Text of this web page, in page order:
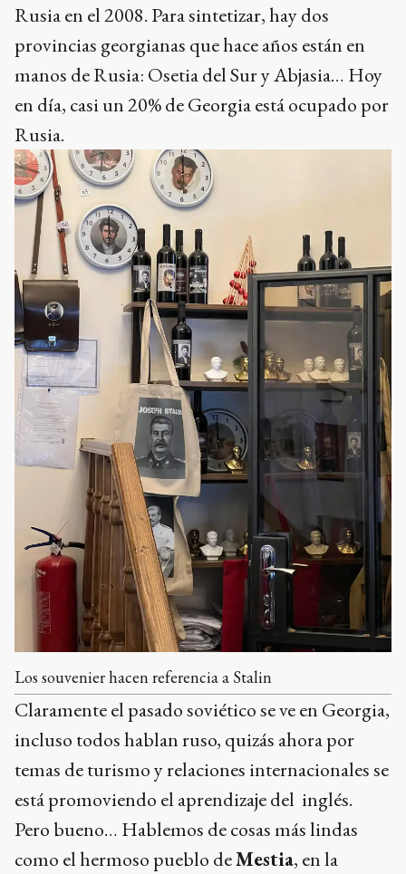
Rusia en el 2008. Para sintetizar, hay dos
provincias georgianas que hace años están en
manos de Rusia: Osetia del Sur y Abjasia… Hoy
en día, casi un 20% de Georgia está ocupado por
Rusia.
Los souvenier hacen referencia a Stalin
Claramente el pasado soviético se ve en Georgia,
incluso todos hablan ruso, quizás ahora por
temas de turismo y relaciones internacionales se
está promoviendo el aprendizaje del inglés.
Pero bueno… Hablemos de cosas más lindas
como el hermoso pueblo deMestia, en la